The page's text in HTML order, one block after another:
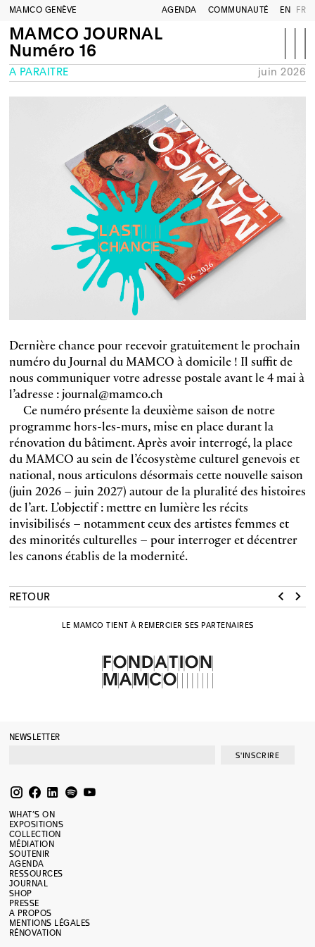
MAMCO GENÈVE AGENDA COMMUNAUTÉ EN FR
MAMCO JOURNAL
Numéro 16
À PARAÎTRE juin 2026
Dernière chance pour recevoir gratuitement le prochain
numéro du Journal du MAMCO à domicile ! Il suffit de
nous communiquer votre adresse postale avant le 4 mai à
l’adresse : journal@mamco.ch
Ce numéro présente la deuxième saison de notre
programme hors-les-murs, mise en place durant la
rénovation du bâtiment. Après avoir interrogé, la place
du MAMCO au sein de l’écosystème culturel genevois et
national, nous articulons désormais cette nouvelle saison
(juin 2026 – juin 2027) autour de la pluralité des histoires
de l’art. L’objectif : mettre en lumière les récits
invisibilisés – notamment ceux des artistes femmes et
des minorités culturelles – pour interroger et décentrer
les canons établis de la modernité.
RETOUR
LE MAMCO TIENT À REMERCIER SES PARTENAIRES
NEWSLETTER
S'INSCRIRE
WHAT’S ON
EXPOSITIONS
COLLECTION
MÉDIATION
SOUTENIR
AGENDA
RESSOURCES
JOURNAL
SHOP
PRESSE
A PROPOS
MENTIONS LÉGALES
RÉNOVATION